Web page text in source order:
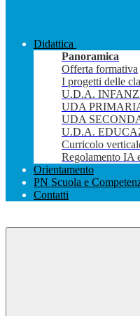
Didattica
Panoramica
Offerta formativa
I progetti delle
U.D.A.
UDA
UDA
U.D.A.
Curricolo
Regolamento IA
Orientamento
PN Scuola e
Contatti